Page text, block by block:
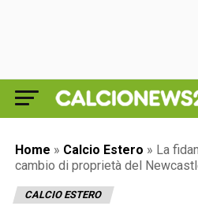
Home » Calcio Estero » La
cambio di proprietà del
CALCIO ESTERO